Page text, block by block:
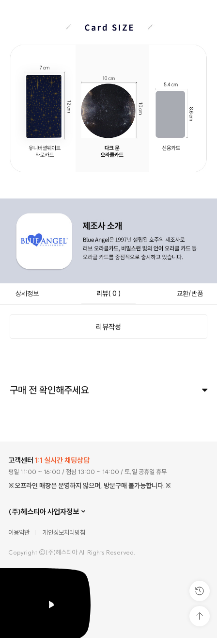
상세정보 리뷰( 0 ) 교환/반품
리뷰작성
구매 전 확인해주세요
고객센터 1:1 실시간 채팅상담
평일 11:00 ~ 16:00 / 점심 13:00 ~ 14:00 / 토,일 공휴일 휴무
※오프라인 매장은 운영하지 않으며, 방문구매 불가능합니다.※
(주)헤스티아 사업자정보
이용약관 개인정보처리방침
Copyright ©(주)헤스티아 All Rights Reserved.